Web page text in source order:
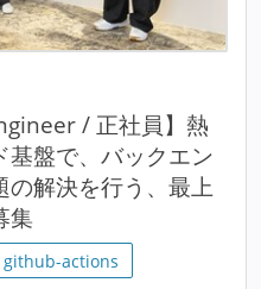
/ 正社員】熱
盤で、バックエン
の解決を行う、最上
集
github-actions